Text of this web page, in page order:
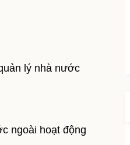
lý nhà nước
ngoài hoạt động